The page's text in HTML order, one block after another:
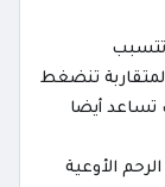
تنضغط
تساعد أيضا
الأوعية